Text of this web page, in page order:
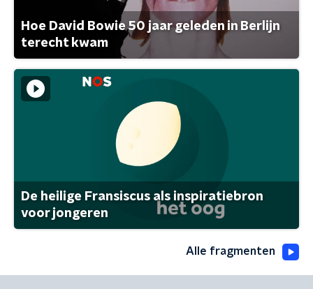
Hoe David Bowie 50 jaar geleden in Berlijn
terecht kwam
De heilige Fransiscus als inspiratiebron
voor jongeren
Alle fragmenten